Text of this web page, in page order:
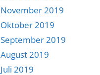
November 2019
Oktober 2019
September 2019
August 2019
Juli 2019